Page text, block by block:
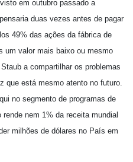
em outubro passado a
duas vezes antes de pagar
49% das ações da fábrica de
um valor mais baixo ou mesmo
a compartilhar os problemas
que está mesmo atento no futuro.
no segmento de programas de
nem 1% da receita mundial
milhões de dólares no País em